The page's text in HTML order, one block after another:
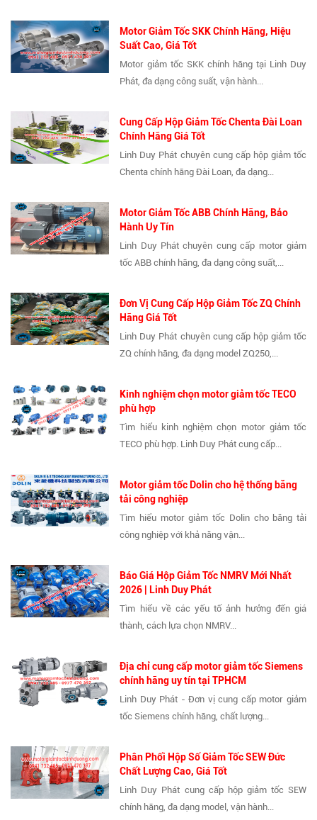
Motor Giảm Tốc SKK Chính Hãng, Hiệu
Suất Cao, Giá Tốt
Motor giảm tốc SKK chính hãng tại Linh Duy
Phát, đa dạng công suất, vận hành...
Cung Cấp Hộp Giảm Tốc Chenta Đài Loan
Chính Hãng Giá Tốt
Linh Duy Phát chuyên cung cấp hộp giảm tốc
Chenta chính hãng Đài Loan, đa dạng...
Motor Giảm Tốc ABB Chính Hãng, Bảo
Hành Uy Tín
Linh Duy Phát chuyên cung cấp motor giảm
tốc ABB chính hãng, đa dạng công suất,...
Đơn Vị Cung Cấp Hộp Giảm Tốc ZQ Chính
Hãng Giá Tốt
Linh Duy Phát chuyên cung cấp hộp giảm tốc
ZQ chính hãng, đa dạng model ZQ250,...
Kinh nghiệm chọn motor giảm tốc TECO
phù hợp
Tìm hiểu kinh nghiệm chọn motor giảm tốc
TECO phù hợp. Linh Duy Phát cung cấp...
Motor giảm tốc Dolin cho hệ thống băng
tải công nghiệp
Tìm hiểu motor giảm tốc Dolin cho băng tải
công nghiệp với khả năng vận...
Báo Giá Hộp Giảm Tốc NMRV Mới Nhất
2026 | Linh Duy Phát
Tìm hiểu về các yếu tố ảnh hưởng đến giá
thành, cách lựa chọn NMRV...
Địa chỉ cung cấp motor giảm tốc Siemens
chính hãng uy tín tại TPHCM
Linh Duy Phát - Đơn vị cung cấp motor giảm
tốc Siemens chính hãng, chất lượng...
Phân Phối Hộp Số Giảm Tốc SEW Đức
Chất Lượng Cao, Giá Tốt
Linh Duy Phát cung cấp hộp giảm tốc SEW
chính hãng, đa dạng model, vận hành...